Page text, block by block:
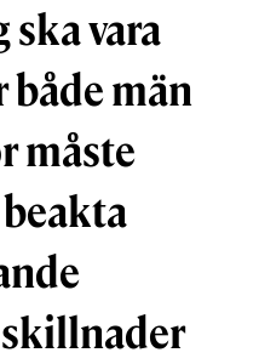
vara
män
måste